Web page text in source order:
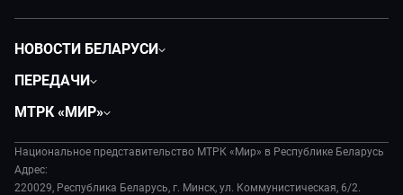
НОВОСТИ БЕЛАРУСИ
Экономика
Происшествия
Наука и технологии
ПЕРЕДАЧИ
Все как у людей
Вместе выгодно
МТРК «МИР»
История
Руководство
Национальное представительство МТРК «Мир» в Республике Беларусь
Адрес:
220029, Республика Беларусь, г. Минск, ул. Коммунистическая, 6/2.